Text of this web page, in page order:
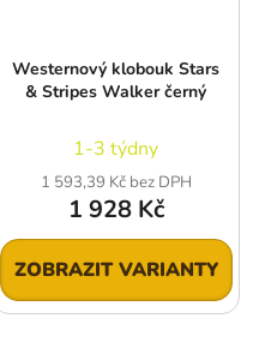
Westernový klobouk Stars
& Stripes Walker černý
1-3 týdny
1 593,39 Kč bez DPH
1 928 Kč
ZOBRAZIT VARIANTY